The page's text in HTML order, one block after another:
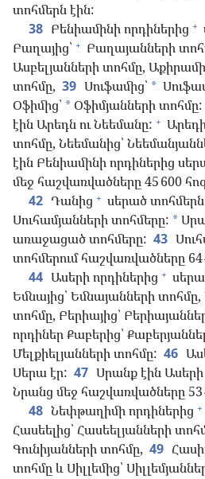
տոհմերն էին:
38 Բենիամինի որդիներից +
Բաղայից՝ + Բաղայանների
Ասբելյանների տոհմը,
տոհմը, 39 Սուֆամից՝ *
Օֆիմից՝ * Օֆիմյանների տոհմը:
էին Արեդն ու Նեեմանը: +
տոհմը, Նեեմանից՝
էին Բենիամինի որդիներից
մեջ հաշվառվածները 45 600
42 Դանից + սերած տոհմերն
Սուհամյանների տոհմերը: *
առաջացած տոհմերը: 43
տոհմերում հաշվառվածները 64
44 Ասերի որդիներից +
Եմնայից՝ Եմնայանների տոհմը,
տոհմը, Բերիայից՝
որդիներ Քաբերից՝
Մելքիելյանների տոհմը: 46
Սերա էր: 47 Սրանք էին
Նրանց մեջ հաշվառվածները 53
48 Նեփթաղիմի որդիներից +
Հասեելից՝ Հասեելյանների
Գունիյանների տոհմը, 49
տոհմը և Սիլլեմից՝